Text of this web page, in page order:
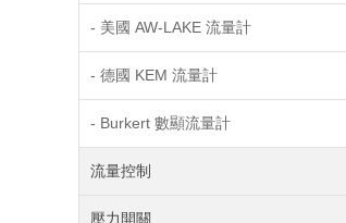
- 美國 AW-LAKE 流量計
- 德國 KEM 流量計
- Burkert 數顯流量計
流量控制
壓力開關